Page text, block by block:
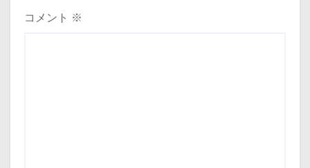
ョ
コメント ※